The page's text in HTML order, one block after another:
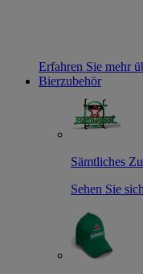
Erfahren Sie mehr
Bierzubehör
Sämtliches
Sehen Sie